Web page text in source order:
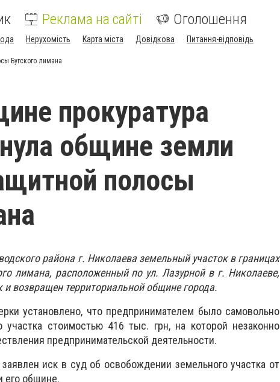
Реклама на сайті Оголошення
Нерухомість Карта міста Довідкова Питання-відповідь
Бугского лимана
прокуратура
общине земли
полосы
района г. Николаева земельный участок в границах
лимана, расположенный по ул. Лазурной в г. Николаеве,
возвращен территориальной общине города.
установлено, что предпринимателем было самовольно
стоимостью 416 тыс. грн, на которой незаконно
предпринимательской деятельности.
иск в суд об освобождении земельного участка от
его общине.